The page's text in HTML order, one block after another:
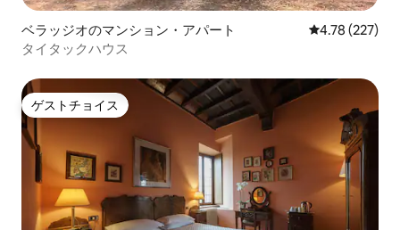
ベラッジオのマンション・アパート レビュー227
4.78 (227)
タイタックハウス
ゲストチョイス
ゲストチョイス